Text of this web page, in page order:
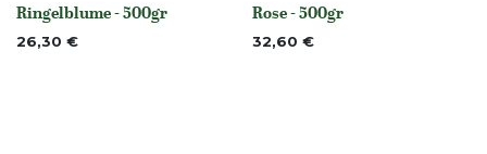
Nicht vorrättig
Ringelblume - 500gr
26,30 € None
Rose - 500gr
32,60 €